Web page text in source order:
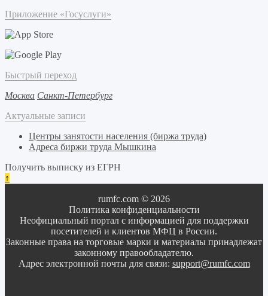
Приложение «Госуслуги»
Быстрый переход
Москва Санкт-Петербург
Актуальные записи
Центры занятости населения (биржа труда)
Адреса биржи труда Мышкина
Получить выписку из ЕГРН
↑
rumfc.com © 2026
Политика конфиденциальности
Неофициальный портал с информацией для поддержки
посетителей и клиентов МФЦ в России.
Законные права на торговые марки и материалы принадлежат
законному правообладателю.
Адрес электронной почты для связи: support@rumfc.com